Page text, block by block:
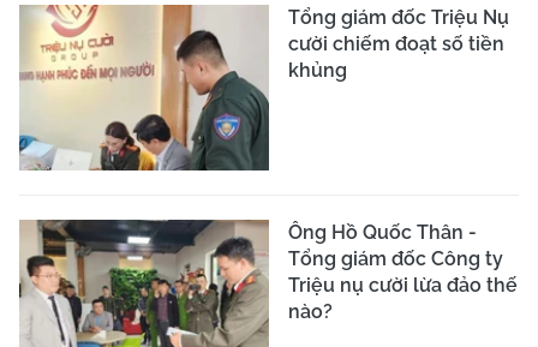
Tổng giám đốc Triệu Nụ
cười chiếm đoạt số tiền
khủng
Ông Hồ Quốc Thân -
Tổng giám đốc Công ty
Triệu nụ cười lừa đảo thế
nào?